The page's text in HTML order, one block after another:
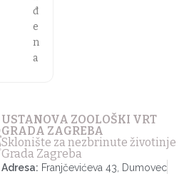
đ
e
n
a
USTANOVA ZOOLOŠKI VRT
GRADA ZAGREBA
Sklonište za nezbrinute životinje
Grada Zagreba
Adresa: Franjčevićeva 43, Dumovec